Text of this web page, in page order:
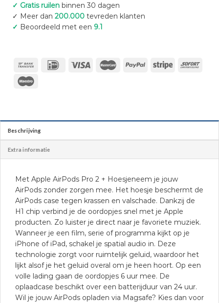
✓ Gratis ruilenbinnen 30 dagen
✓ Meer dan 200.000tevreden klanten
✓ Beoordeeld met een 9.1
Beschrijving
Extra informatie
Met Apple AirPods Pro 2 + Hoesjeneem je jouw
AirPods zonder zorgen mee. Het hoesje beschermt de
AirPods case tegen krassen en valschade. Dankzij de
H1 chip verbind je de oordopjes snel met je Apple
producten. Zo luister je direct naar je favoriete muziek.
Wanneer je een film, serie of programma kijkt op je
iPhone of iPad, schakel je spatial audio in. Deze
technologie zorgt voor ruimtelijk geluid, waardoor het
lijkt alsof je het geluid overal om je heen hoort. Op een
volle lading gaan de oordopjes 6 uur mee. De
oplaadcase beschikt over een batterijduur van 24 uur.
Wil je jouw AirPods opladen via Magsafe? Kies dan voor